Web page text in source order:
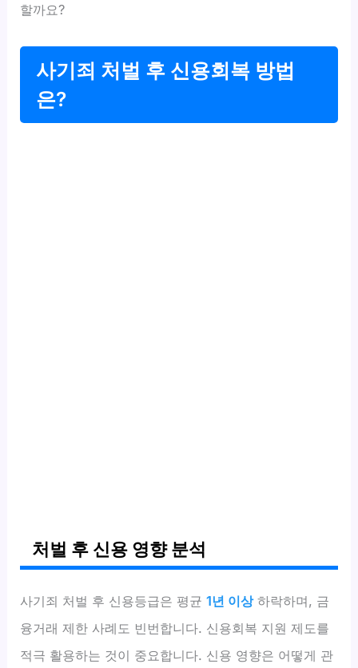
할까요?
사기죄 처벌 후 신용회복 방법
은?
처벌 후 신용 영향 분석
사기죄 처벌 후 신용등급은 평균1년 이상하락하며, 금
융거래 제한 사례도 빈번합니다. 신용회복 지원 제도를
적극 활용하는 것이 중요합니다. 신용 영향은 어떻게 관